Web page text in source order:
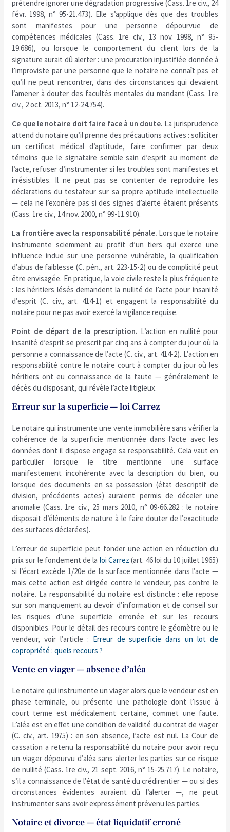
prétendre ignorer une dégradation progressive (Cass. 1re civ., 24
févr. 1998, n° 95-21.473). Elle s’applique dès que des troubles
sont manifestes pour une personne dépourvue de
compétences médicales (Cass. 1re civ., 13 nov. 1998, n° 95-
19.686), ou lorsque le comportement du client lors de la
signature aurait dû alerter : une procuration injustifiée donnée à
l’improviste par une personne que le notaire ne connaît pas et
qu’il ne peut rencontrer, dans des circonstances qui devaient
l’amener à douter des facultés mentales du mandant (Cass. 1re
civ., 2 oct. 2013, n° 12-24.754).
Ce que le notaire doit faire face à un doute. La jurisprudence
attend du notaire qu’il prenne des précautions actives : solliciter
un certificat médical d’aptitude, faire confirmer par deux
témoins que le signataire semble sain d’esprit au moment de
l’acte, refuser d’instrumenter si les troubles sont manifestes et
irrésistibles. Il ne peut pas se contenter de reproduire les
déclarations du testateur sur sa propre aptitude intellectuelle
— cela ne l’exonère pas si des signes d’alerte étaient présents
(Cass. 1re civ., 14 nov. 2000, n° 99-11.910).
La frontière avec la responsabilité pénale. Lorsque le notaire
instrumente sciemment au profit d’un tiers qui exerce une
influence indue sur une personne vulnérable, la qualification
d’abus de faiblesse (C. pén., art. 223-15-2) ou de complicité peut
être envisagée. En pratique, la voie civile reste la plus fréquente
: les héritiers lésés demandent la nullité de l’acte pour insanité
d’esprit (C. civ., art. 414-1) et engagent la responsabilité du
notaire pour ne pas avoir exercé la vigilance requise.
Point de départ de la prescription. L’action en nullité pour
insanité d’esprit se prescrit par cinq ans à compter du jour où la
personne a connaissance de l’acte (C. civ., art. 414-2). L’action en
responsabilité contre le notaire court à compter du jour où les
héritiers ont eu connaissance de la faute — généralement le
décès du disposant, qui révèle l’acte litigieux.
Erreur sur la superficie — loi Carrez
Le notaire qui instrumente une vente immobilière sans vérifier la
cohérence de la superficie mentionnée dans l’acte avec les
données dont il dispose engage sa responsabilité. Cela vaut en
particulier lorsque le titre mentionne une surface
manifestement incohérente avec la description du bien, ou
lorsque des documents en sa possession (état descriptif de
division, précédents actes) auraient permis de déceler une
anomalie (Cass. 1re civ., 25 mars 2010, n° 09-66.282 : le notaire
disposait d’éléments de nature à le faire douter de l’exactitude
des surfaces déclarées).
L’erreur de superficie peut fonder une action en réduction du
prix sur le fondement de la loi Carrez (art. 46 loi du 10 juillet 1965)
si l’écart excède 1/20e de la surface mentionnée dans l’acte —
mais cette action est dirigée contre le vendeur, pas contre le
notaire. La responsabilité du notaire est distincte : elle repose
sur son manquement au devoir d’information et de conseil sur
les risques d’une superficie erronée et sur les recours
disponibles. Pour le détail des recours contre le géomètre ou le
vendeur, voir l’article : Erreur de superficie dans un lot de
copropriété : quels recours ?
Vente en viager — absence d’aléa
Le notaire qui instrumente un viager alors que le vendeur est en
phase terminale, ou présente une pathologie dont l’issue à
court terme est médicalement certaine, commet une faute.
L’aléa est en effet une condition de validité du contrat de viager
(C. civ., art. 1975) : en son absence, l’acte est nul. La Cour de
cassation a retenu la responsabilité du notaire pour avoir reçu
un viager dépourvu d’aléa sans alerter les parties sur ce risque
de nullité (Cass. 1re civ., 21 sept. 2016, n° 15-25.717). Le notaire,
s’il a connaissance de l’état de santé du crédirentier — ou si des
circonstances évidentes auraient dû l’alerter —, ne peut
instrumenter sans avoir expressément prévenu les parties.
Notaire et divorce — état liquidatif erroné